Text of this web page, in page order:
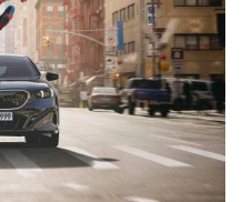
bmw-group/
bmwgroup
bmwgroup